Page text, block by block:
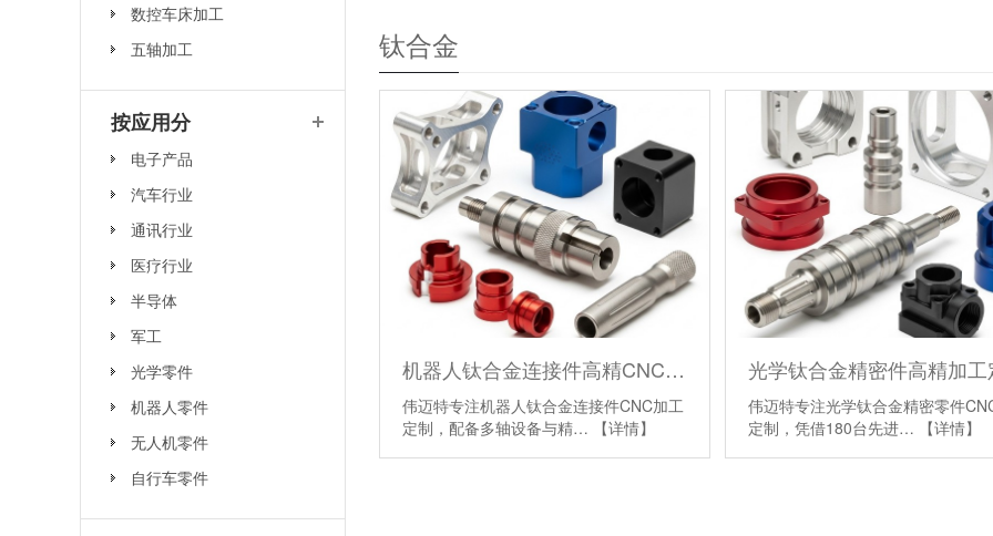
常包括飞机零件和紧固件、燃气涡轮发动机、压缩机叶片、外壳、发动机整流罩和
料：钛5级（Ti 6Al-4V）、2级、7级、23级（Ti 6Al-4V Eli）等。。 cnc加工工艺：
仿形、端面、车削、螺纹加工、内成型、开槽、滚花、锪孔、镗孔、沉孔、滚齿。
雕刻、电镀、喷丸、电泳、铬酸盐、粉末喷涂和喷漆。 质量保证： ± .0002 英寸，
光泽的过渡金属，具有银色、低密度和高强度。它是航空航天、医疗、军事、化学
欢迎的钛合金。钛具有良好的延展性、高熔点和低导热性等有益特性和特性，耐海
与其他金属相比，它与钢一样坚固，钛的密度和强度高于铝。所有这些特性使CNC
寿命。 钛合金的特性 耐海水、王水和氯的腐蚀 可与铁、铝、钒和钼合金化 严延展
液态时非常活泼 在室温下不受无机酸的侵蚀
钛合金
机器人钛合金连接件高精CNC加工定制厂家
伟迈特专注机器人钛合金连接件CNC加工
定制，配备多轴设备与精…
【详情】
伟迈特专注光学钛合金精密零件
定制，凭借180台先进…
【详情】
数控车床加工
五轴加工
按应用分
电子产品
汽车行业
通讯行业
医疗行业
半导体
军工
光学零件
机器人零件
无人机零件
自行车零件